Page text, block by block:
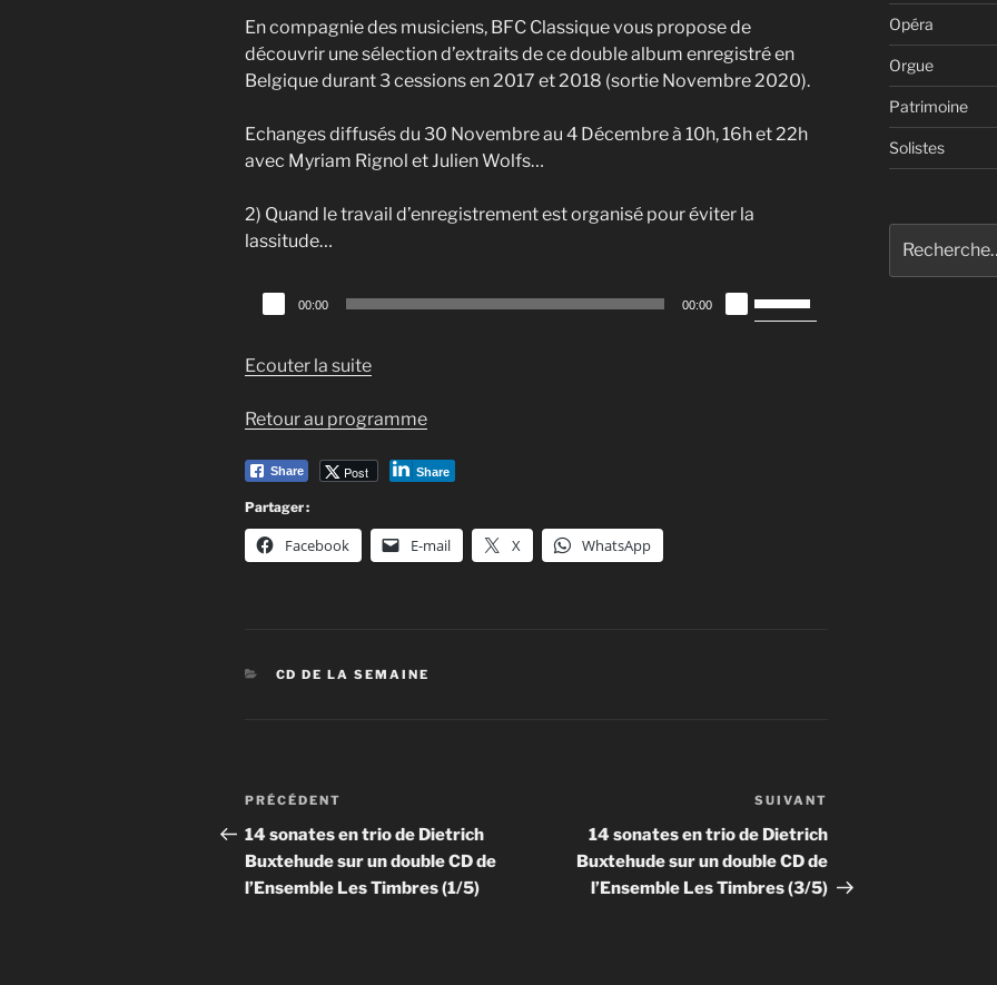
En compagnie des musiciens, BFC Classique vous propose de
découvrir une sélection d’extraits de ce double album enregistré en
Belgique durant 3 cessions en 2017 et 2018 (sortie Novembre 2020).
Echanges diffusés du 30 Novembre au 4 Décembre à 10h, 16h et 22h
avec Myriam Rignol et Julien Wolfs…
2) Quand le travail d’enregistrement est organisé pour éviter la
lassitude…
Lecteur
audio
00:00 00:00
les
Ecouter la suite
Retour au programme
Share Post Share
Partager :
Facebook E-mail X WhatsApp
CATÉGORIES
CD DE LA SEMAINE
Navigation
de
l’article
Article
précédent
PRÉCÉDENT
14 sonates en trio de Dietrich
Buxtehude sur un double CD de
l’Ensemble Les Timbres (1/5)
suivant
SUIVANT
14 sonates en trio de Dietrich
Buxtehude sur un double CD de
l’Ensemble Les Timbres (3/5)
Opéra
Orgue
Patrimoine
Solistes
pour
: